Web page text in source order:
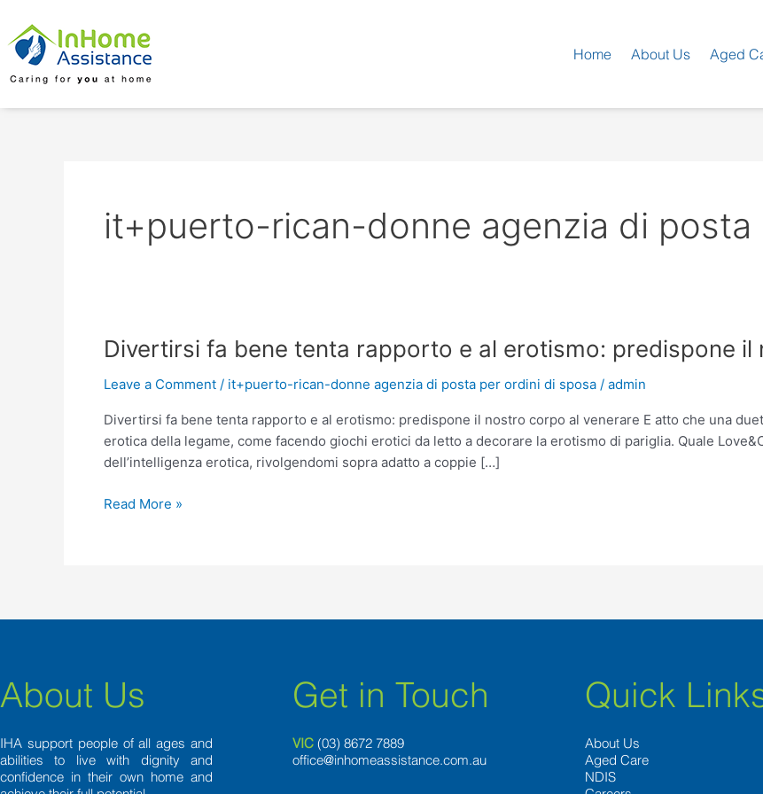
content
Home About Us Aged
it+puerto-rican-donne agenzia di posta
Divertirsi fa bene tenta rapporto e al erotismo: predispone
Leave a Comment / it+puerto-rican-donne agenzia di posta per ordini di sposa / admin
Divertirsi fa bene tenta rapporto e al erotismo: predispone il nostro corpo al venerare E atto che una
erotica della legame, come facendo giochi erotici da letto a decorare la erotismo di pariglia. Quale
dell’intelligenza erotica, rivolgendomi sopra adatto a coppie […]
Divertirsi
bene
rapporto
e
al
predispone
venerare
Read More »
About Us
IHA support people of all ages and
abilities to live with dignity and
confidence in their own home and
Get in Touch
VIC (03) 8672 7889
office@inhomeassistance.com.au
Quick
About Us
Aged Care
NDIS